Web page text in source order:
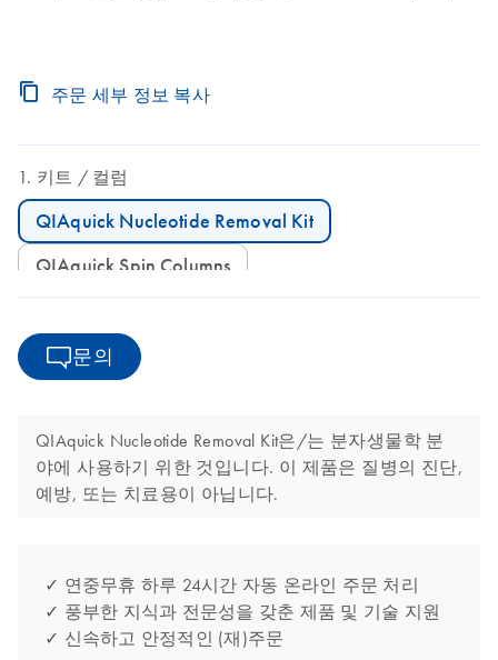
주문 세부 정보 복사
키트 컬럼
QIAquick Nucleotide Removal Kit
QIAquick Spin Columns
문의
QIAquick Nucleotide Removal Kit은/는 분자생물학 분
야에 사용하기 위한 것입니다. 이 제품은 질병의 진단,
예방, 또는 치료용이 아닙니다.
✓ 연중무휴 하루 24시간 자동 온라인 주문 처리
✓ 풍부한 지식과 전문성을 갖춘 제품 및 기술 지원
✓ 신속하고 안정적인 (재)주문